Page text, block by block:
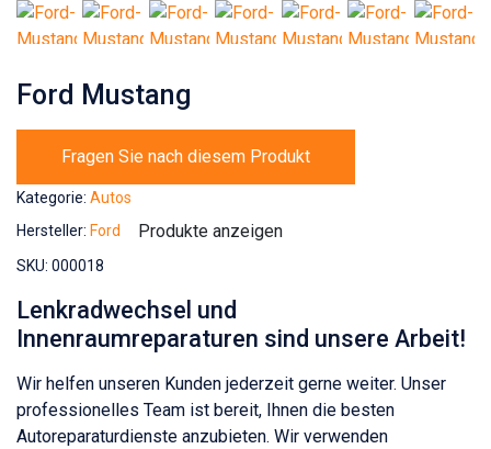
Ford Mustang
Fragen Sie nach diesem Produkt
Kategorie: Autos
Hersteller: Ford Produkte anzeigen
SKU: 000018
Lenkradwechsel und
Innenraumreparaturen sind unsere Arbeit!
Wir helfen unseren Kunden jederzeit gerne weiter. Unser
professionelles Team ist bereit, Ihnen die besten
Autoreparaturdienste anzubieten. Wir verwenden